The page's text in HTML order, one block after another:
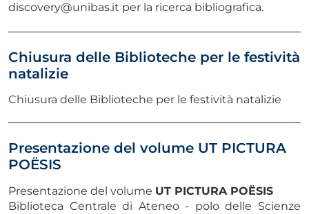
discovery@unibas.it per la ricerca bibliografica.
Chiusura delle Biblioteche per le festività
natalizie
Chiusura delle Biblioteche per le festività natalizie
Presentazione del volume UT PICTURA
POËSIS
Presentazione del volume UT PICTURA POËSIS
Biblioteca Centrale di Ateneo - polo delle Scienze